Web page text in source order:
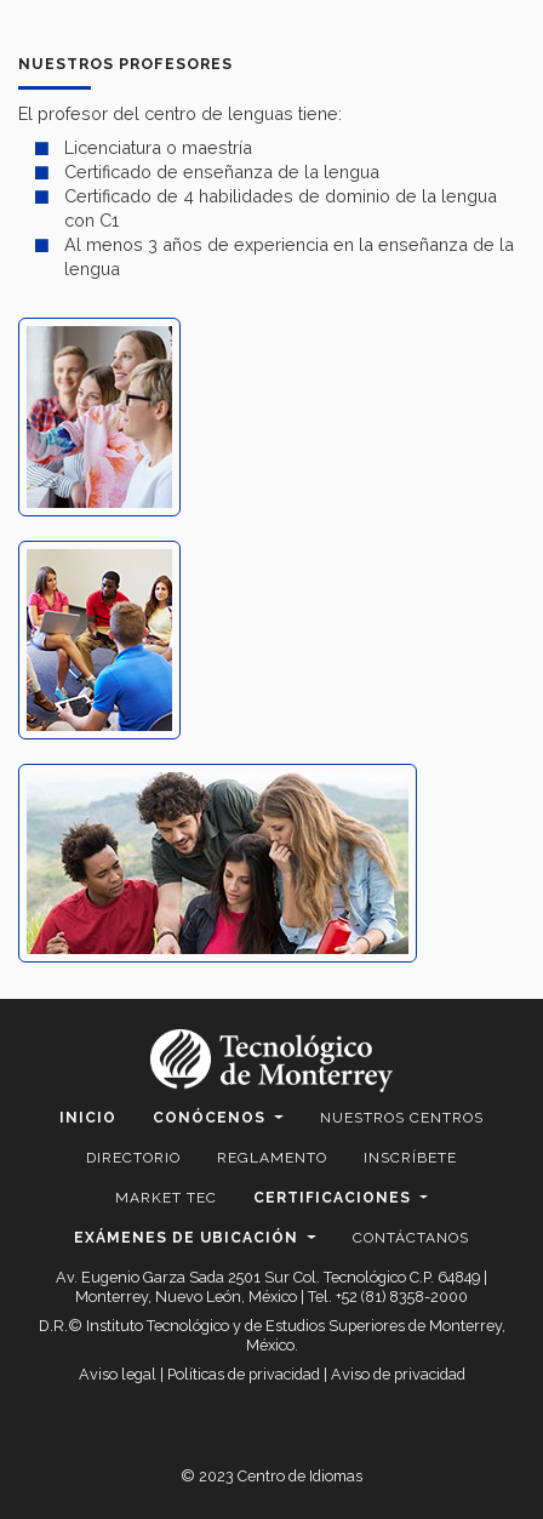
NUESTROS PROFESORES
El profesor del centro de lenguas tiene:
Licenciatura o maestría
Certificado de enseñanza de la lengua
Certificado de 4 habilidades de dominio de la lengua
con C1
Al menos 3 años de experiencia en la enseñanza de la
lengua
INICIO CONÓCENOS NUESTROS CENTROS
DIRECTORIO REGLAMENTO INSCRÍBETE
MARKET TEC CERTIFICACIONES
EXÁMENES DE UBICACIÓN CONTÁCTANOS
Av. Eugenio Garza Sada 2501 Sur Col. Tecnológico C.P. 64849 |
Monterrey, Nuevo León, México | Tel. +52 (81) 8358-2000
D.R.© Instituto Tecnológico y de Estudios Superiores de Monterrey,
México.
Aviso legal| Políticas de privacidad| Aviso de privacidad
© 2023 Centro de Idiomas